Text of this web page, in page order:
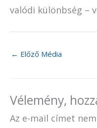
valódi különbség –
← Előző Média
Vélemény,
Az e-mail címet